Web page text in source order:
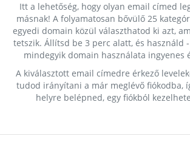
Itt a lehetőség, hogy olyan email címed
másnak! A folyamatosan bővülő 25
egyedi domain közül választhatod ki azt,
tetszik. Állítsd be 3 perc alatt, és használd
mindegyik domain használata ingyenes
A kiválasztott email címedre érkező
tudod irányítani a már meglévő fiókodba,
helyre belépned, egy fiókból